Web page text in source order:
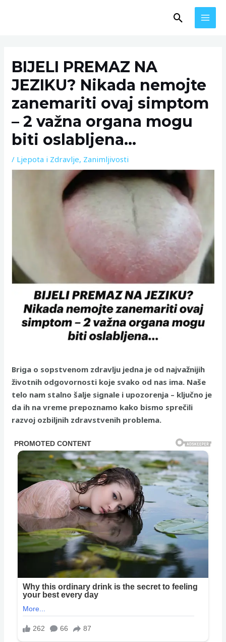
Search
BIJELI PREMAZ NA
JEZIKU? Nikada nemojte
zanemariti ovaj simptom
– 2 važna organa mogu
biti oslabljena…
/ Ljepota i Zdravlje, Zanimljivosti
Briga o sopstvenom zdravlju jedna je od najvažnijih
životnih odgovornosti koje svako od nas ima. Naše
telo nam stalno šalje signale i upozorenja – ključno je
da ih na vreme prepoznamo kako bismo sprečili
razvoj ozbiljnih zdravstvenih problema.